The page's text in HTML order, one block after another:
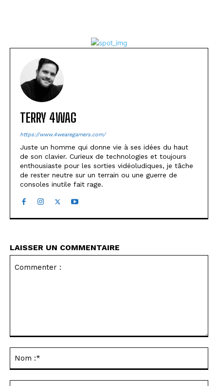
TERRY 4WAG
https://www.4wearegamers.com/
Juste un homme qui donne vie à ses idées du haut
de son clavier. Curieux de technologies et toujours
enthousiaste pour les sorties vidéoludiques, je tâche
de rester neutre sur un terrain ou une guerre de
consoles inutile fait rage.
LAISSER UN COMMENTAIRE